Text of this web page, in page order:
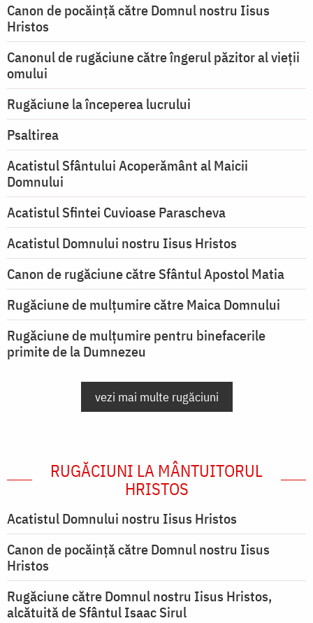
Canon de pocăință către Domnul nostru Iisus
Hristos
Canonul de rugăciune către îngerul păzitor al vieții
omului
Rugăciune la începerea lucrului
Psaltirea
Acatistul Sfântului Acoperământ al Maicii
Domnului
Acatistul Sfintei Cuvioase Parascheva
Acatistul Domnului nostru Iisus Hristos
Canon de rugăciune către Sfântul Apostol Matia
Rugăciune de mulţumire către Maica Domnului
Rugăciune de mulțumire pentru binefacerile
primite de la Dumnezeu
vezi mai multe rugăciuni
RUGĂCIUNI LA MÂNTUITORUL
HRISTOS
Acatistul Domnului nostru Iisus Hristos
Canon de pocăință către Domnul nostru Iisus
Hristos
Rugăciune către Domnul nostru Iisus Hristos,
alcătuită de Sfântul Isaac Sirul